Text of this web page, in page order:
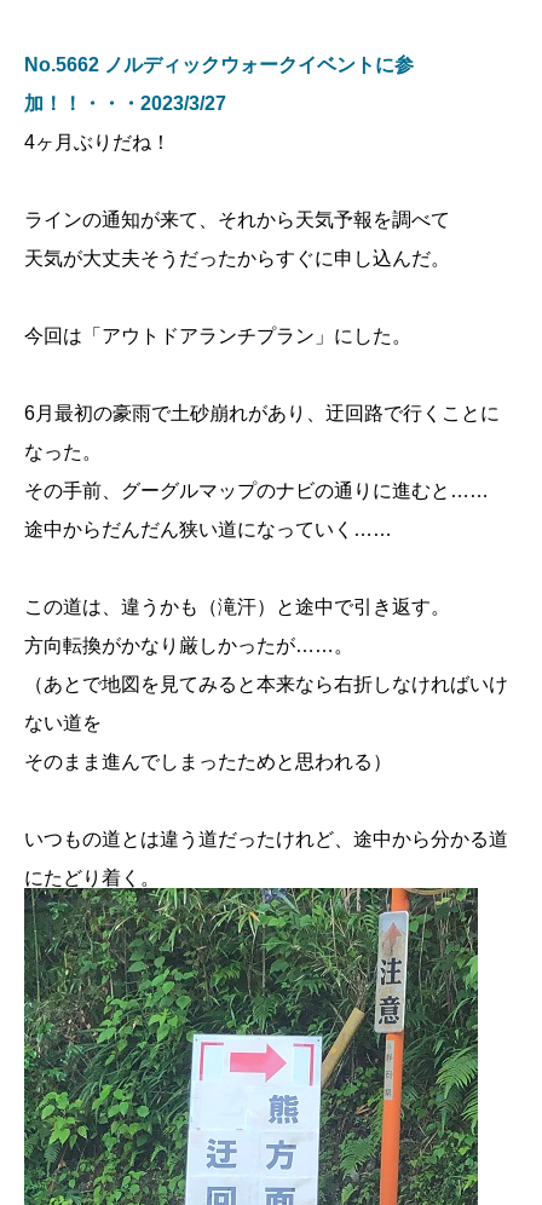
No.5662 ノルディックウォークイベントに参
加！！・・・2023/3/27
4ヶ月ぶりだね！
ラインの通知が来て、それから天気予報を調べて
天気が大丈夫そうだったからすぐに申し込んだ。
今回は「アウトドアランチプラン」にした。
6月最初の豪雨で土砂崩れがあり、迂回路で行くことに
なった。
その手前、グーグルマップのナビの通りに進むと……
途中からだんだん狭い道になっていく……
この道は、違うかも（滝汗）と途中で引き返す。
方向転換がかなり厳しかったが……。
（あとで地図を見てみると本来なら右折しなければいけ
ない道を
そのまま進んでしまったためと思われる）
いつもの道とは違う道だったけれど、途中から分かる道
にたどり着く。